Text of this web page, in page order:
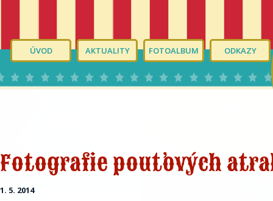
ÚVOD AKTUALITY FOTOALBUM ODKAZY
Fotografie pouťových
1. 5. 2014